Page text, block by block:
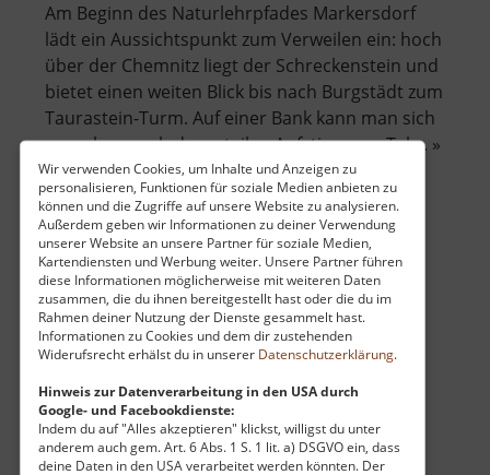
Wir verwenden Cookies, um Inhalte und Anzeigen zu
personalisieren, Funktionen für soziale Medien anbieten zu
können und die Zugriffe auf unsere Website zu analysieren.
Außerdem geben wir Informationen zu deiner Verwendung
unserer Website an unsere Partner für soziale Medien,
Kartendiensten und Werbung weiter. Unsere Partner führen
diese Informationen möglicherweise mit weiteren Daten
zusammen, die du ihnen bereitgestellt hast oder die du im
Rahmen deiner Nutzung der Dienste gesammelt hast.
Informationen zu Cookies und dem dir zustehenden
Widerufsrecht erhälst du in unserer Datenschutzerklärung.
Hinweis zur Datenverarbeitung in den USA durch
Google- und Facebookdienste:
Indem du auf "Alles akzeptieren" klickst, willigst du unter
anderem auch gem. Art. 6 Abs. 1 S. 1 lit. a) DSGVO ein, dass
deine Daten in den USA verarbeitet werden könnten. Der
Am Beginn des Naturlehrpfades Markersdorf
lädt ein Aussichtspunkt zum Verweilen ein: hoch
über der Chemnitz liegt der Schreckenstein und
bietet einen weiten Blick bis nach Burgstädt zum
Taurastein-Turm. Auf einer Bank kann man sich
ausruhen nach dem steilen Aufstieg vom Tal. .. »
weiterlesenüber
Schreckenstein
Markersdorf
Reitzenhainer Zeuggraben
Mittleres Erzgebirge
aktuell vom 05.11.2023 / Zugriffe: 4093
17 km vom aktuellen Standort